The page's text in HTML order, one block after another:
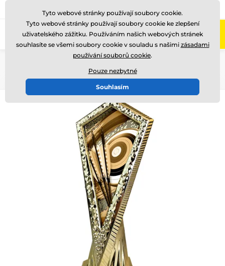
Zavolejte nám (Po-Pá 8-17)
Tyto webové stránky používají soubory cookie.
Tyto webové stránky používají soubory cookie ke zlepšení
uživatelského zážitku. Používáním našich webových stránek
souhlasíte se všemi soubory cookie v souladu s našimi zásadami
používání souborů cookie.
Pouze nezbytné
Souhlasím